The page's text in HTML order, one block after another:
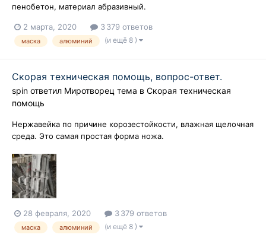
пенобетон, материал абразивный.
2 марта, 2020 3 379 ответов
маска алюминий (и ещё 8 )
Скорая техническая помощь, вопрос-ответ.
spin ответил Миротворец тема в Скорая техническая
помощь
Нержавейка по причине корозестойкости, влажная щелочная
среда. Это самая простая форма ножа.
28 февраля, 2020 3 379 ответов
маска алюминий (и ещё 8 )